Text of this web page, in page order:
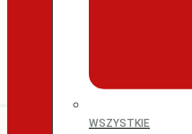
WSZYSTKIE